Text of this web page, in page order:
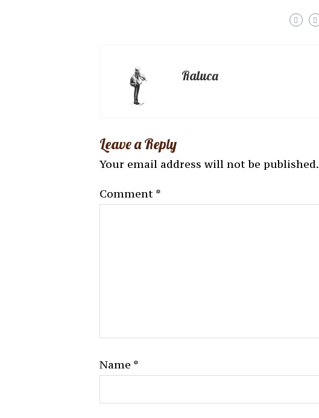
Raluca
Leave a Reply
Your email address will not be published.
Comment *
Name *